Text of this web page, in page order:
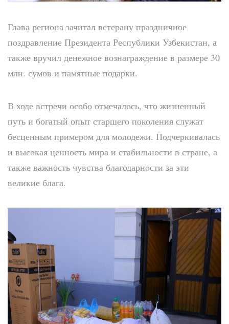
Глава региона зачитал ветерану праздничное
поздравление Президента Республики Узбекистан, а
также вручил денежное вознаграждение в размере 30
млн. сумов и памятные подарки.
В ходе встречи особо отмечалось, что жизненный
путь и богатый опыт старшего поколения служат
бесценным примером для молодежи. Подчеркивалась
и высокая ценность мира и стабильности в стране, а
также важность чувства благодарности за эти
великие блага.